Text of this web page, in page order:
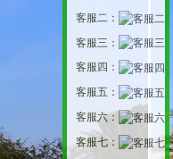
客服二：
客服三：
客服四：
客服五：
客服六：
客服七：